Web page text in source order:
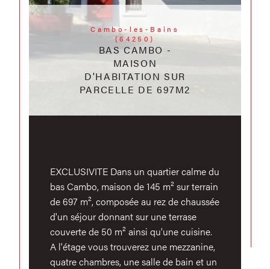
Cambo-les-Bains
(64250)
BAS CAMBO -
MAISON
D'HABITATION SUR
PARCELLE DE 697M2
EXCLUSIVITE Dans un quartier calme du
bas Cambo, maison de 145 m² sur terrain
de 697 m², composée au rez de chaussée
d'un séjour donnant sur une terrase
couverte de 50 m² ainsi qu'une cuisine.
A l'étage vous trouverez une mezzanine,
quatre chambres, une salle de bain et un